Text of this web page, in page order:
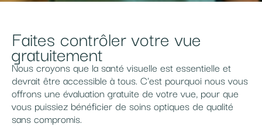
Faites contrôler votre vue
gratuitement
Nous croyons que la santé visuelle est essentielle et
devrait être accessible à tous. C'est pourquoi nous vous
offrons une évaluation gratuite de votre vue, pour que
vous puissiez bénéficier de soins optiques de qualité
sans compromis.